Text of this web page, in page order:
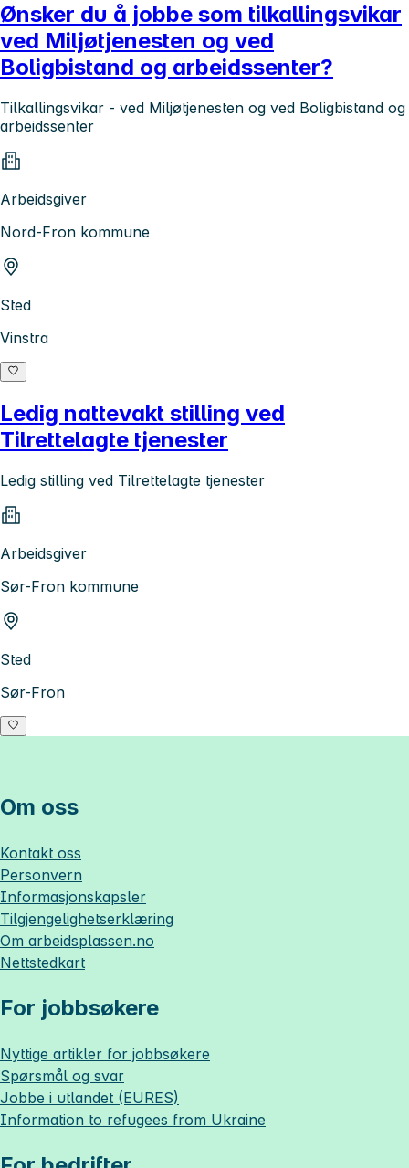
Ønsker du å jobbe som tilkallingsvikar
ved Miljøtjenesten og ved
Boligbistand og arbeidssenter?
Tilkallingsvikar - ved Miljøtjenesten og ved Boligbistand og
arbeidssenter
Arbeidsgiver
Nord-Fron kommune
Sted
Vinstra
Ledig nattevakt stilling ved
Tilrettelagte tjenester
Ledig stilling ved Tilrettelagte tjenester
Arbeidsgiver
Sør-Fron kommune
Sted
Sør-Fron
Om oss
Kontakt oss
Personvern
Informasjonskapsler
Tilgjengelighetserklæring
Om arbeidsplassen.no
Nettstedkart
For jobbsøkere
Nyttige artikler for jobbsøkere
Spørsmål og svar
Jobbe i utlandet (EURES)
Information to refugees from Ukraine